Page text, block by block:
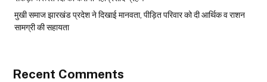
मुखी समाज झारखंड प्रदेश ने दिखाई मानवता, पीड़ित परिवार को दी आर्थिक व राशन
सामग्री की सहायता
Recent Comments